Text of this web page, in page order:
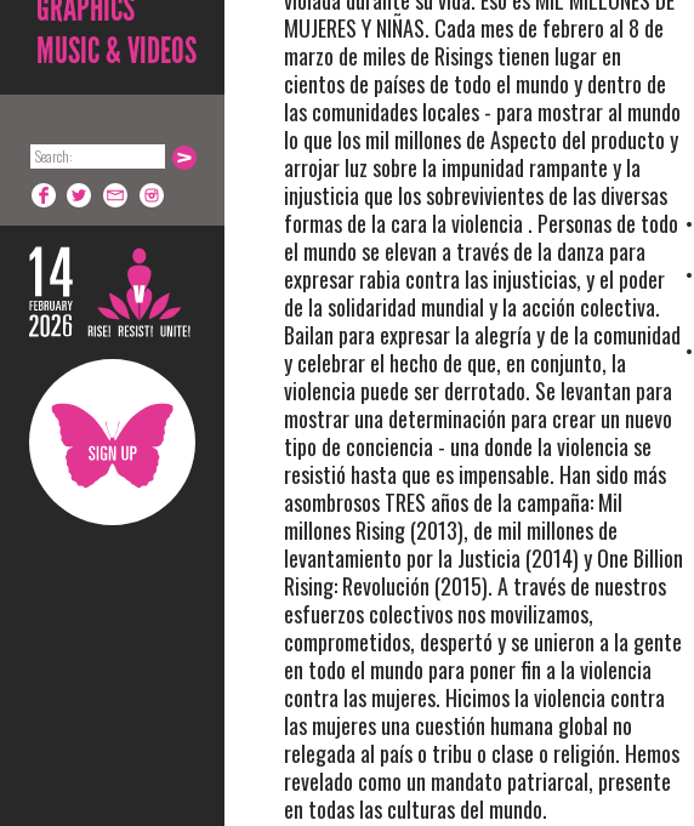
MUSIC & VIDEOS
MUJERES Y NIÑAS. Cada mes de febrero al 8 de
marzo de miles de Risings tienen lugar en
cientos de países de todo el mundo y dentro de
las comunidades locales - para mostrar al mundo
lo que los mil millones de Aspecto del producto y
arrojar luz sobre la impunidad rampante y la
injusticia que los sobrevivientes de las diversas
formas de la cara la violencia . Personas de todo
el mundo se elevan a través de la danza para
expresar rabia contra las injusticias, y el poder
de la solidaridad mundial y la acción colectiva.
Bailan para expresar la alegría y de la comunidad
y celebrar el hecho de que, en conjunto, la
violencia puede ser derrotado. Se levantan para
mostrar una determinación para crear un nuevo
tipo de conciencia - una donde la violencia se
resistió hasta que es impensable. Han sido más
asombrosos TRES años de la campaña: Mil
millones Rising (2013), de mil millones de
levantamiento por la Justicia (2014) y One Billion
Rising: Revolución (2015). A través de nuestros
esfuerzos colectivos nos movilizamos,
comprometidos, despertó y se unieron a la gente
en todo el mundo para poner fin a la violencia
contra las mujeres. Hicimos la violencia contra
las mujeres una cuestión humana global no
relegada al país o tribu o clase o religión. Hemos
revelado como un mandato patriarcal, presente
en todas las culturas del mundo.